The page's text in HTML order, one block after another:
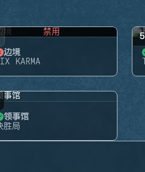
禁用
边境
KARMA
5
领事馆
胜局